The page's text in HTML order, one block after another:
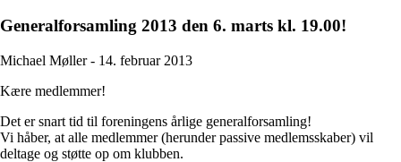
Generalforsamling 2013 den 6. marts kl. 19.00!
Michael Møller - 14. februar 2013
Kære medlemmer!
Det er snart tid til foreningens årlige generalforsamling!
Vi håber, at alle medlemmer (herunder passive medlemsskaber) vil
deltage og støtte op om klubben.